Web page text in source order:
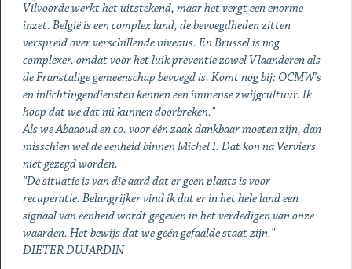
Vilvoorde werkt het uitstekend, maar het vergt een enorme
inzet. België is een complex land, de bevoegdheden zitten
verspreid over verschillende niveaus. En Brussel is nog
complexer, omdat voor het luik preventie zowel Vlaanderen als
de Franstalige gemeenschap bevoegd is. Komt nog bij: OCMW's
en inlichtingendiensten kennen een immense zwijgcultuur. Ik
hoop dat we dat nú kunnen doorbreken."
Als we Abaaoud en co. voor één zaak dankbaar moeten zijn, dan
misschien wel de eenheid binnen Michel I. Dat kon na Verviers
niet gezegd worden.
"De situatie is van die aard dat er geen plaats is voor
recuperatie. Belangrijker vind ik dat er in het hele land een
signaal van eenheid wordt gegeven in het verdedigen van onze
waarden. Het bewijs dat we géén gefaalde staat zijn."
DIETER DUJARDIN